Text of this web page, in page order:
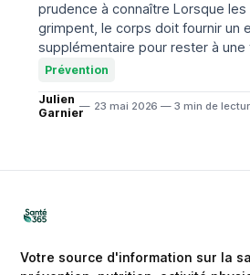
prudence à connaître Lorsque les températures
grimpent, le corps doit fournir un
supplémentaire pour rester à
stable. Dans ce contexte,
peuvent rendre la chaleur plus
Prévention
Julien
Garnier
23 mai 2026 — 3 min de
Votre source d'information sur la